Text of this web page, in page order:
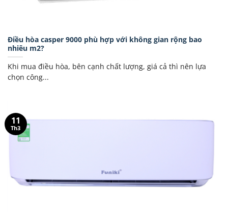
Điều hòa casper 9000 phù hợp với không gian rộng bao
nhiêu m2?
Khi mua điều hòa, bên cạnh chất lượng, giá cả thì nên lựa
chọn công...
11
Th3